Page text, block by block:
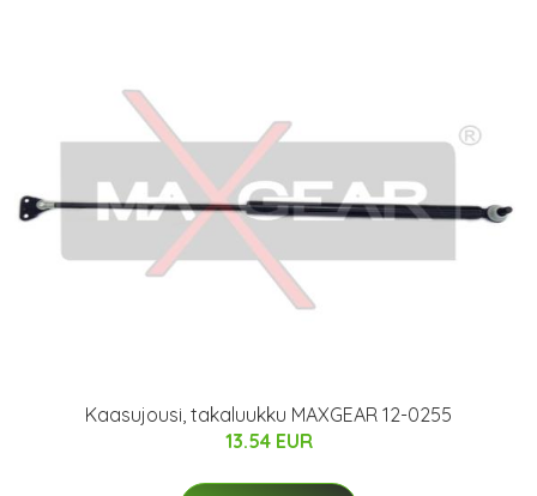
Kaasujousi, takaluukku MAXGEAR 12-0255
13.54 EUR